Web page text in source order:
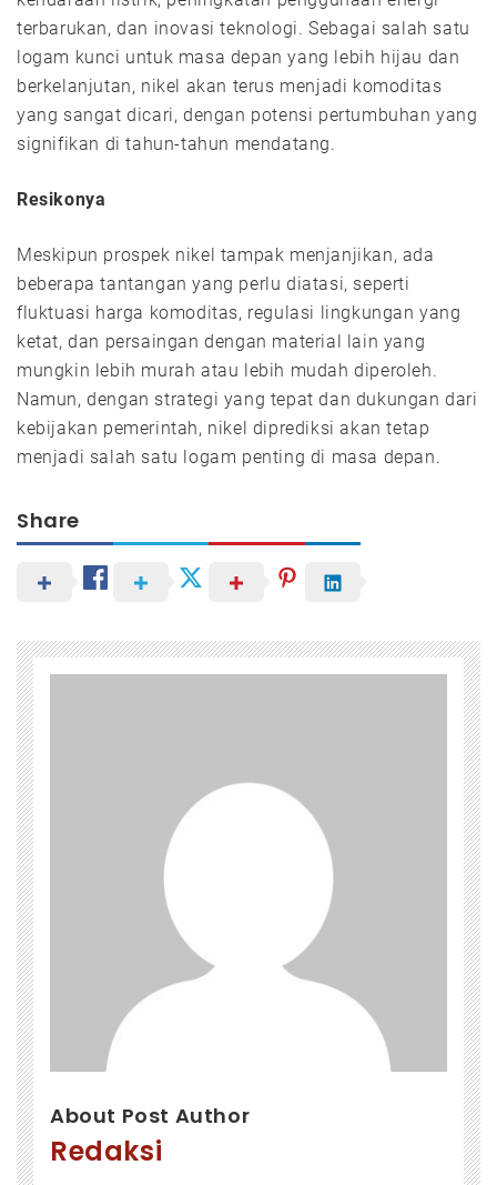
terbarukan, dan inovasi teknologi. Sebagai salah satu
logam kunci untuk masa depan yang lebih hijau dan
berkelanjutan, nikel akan terus menjadi komoditas
yang sangat dicari, dengan potensi pertumbuhan yang
signifikan di tahun-tahun mendatang.
Resikonya
Meskipun prospek nikel tampak menjanjikan, ada
beberapa tantangan yang perlu diatasi, seperti
fluktuasi harga komoditas, regulasi lingkungan yang
ketat, dan persaingan dengan material lain yang
mungkin lebih murah atau lebih mudah diperoleh.
Namun, dengan strategi yang tepat dan dukungan dari
kebijakan pemerintah, nikel diprediksi akan tetap
menjadi salah satu logam penting di masa depan.
Share
About Post Author
Redaksi